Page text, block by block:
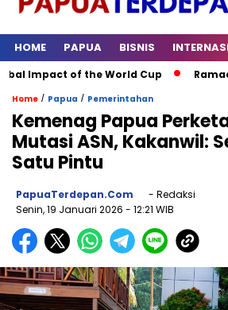
HOME PAPUA BISNIS
Impact of the World Cup
Home / Papua / Pemerintahan
Kemenag Papua
Mutasi ASN, Kakanwil:
Satu Pintu
PapuaTerdepan.com
- Redaksi
Senin, 19 Januari 2026 - 12:21 WIB